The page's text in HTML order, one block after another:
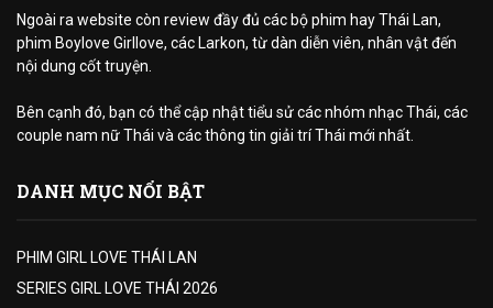
Ngoài ra website còn review đầy đủ các bộ phim hay Thái Lan,
phim Boylove Girllove, các Larkon, từ dàn diễn viên, nhân vật đến
nội dung cốt truyện.
Bên cạnh đó, bạn có thể cập nhật tiểu sử các nhóm nhạc Thái, các
couple nam nữ Thái và các thông tin giải trí Thái mới nhất.
DANH MỤC NỔI BẬT
PHIM GIRL LOVE THÁI LAN
SERIES GIRL LOVE THÁI 2026